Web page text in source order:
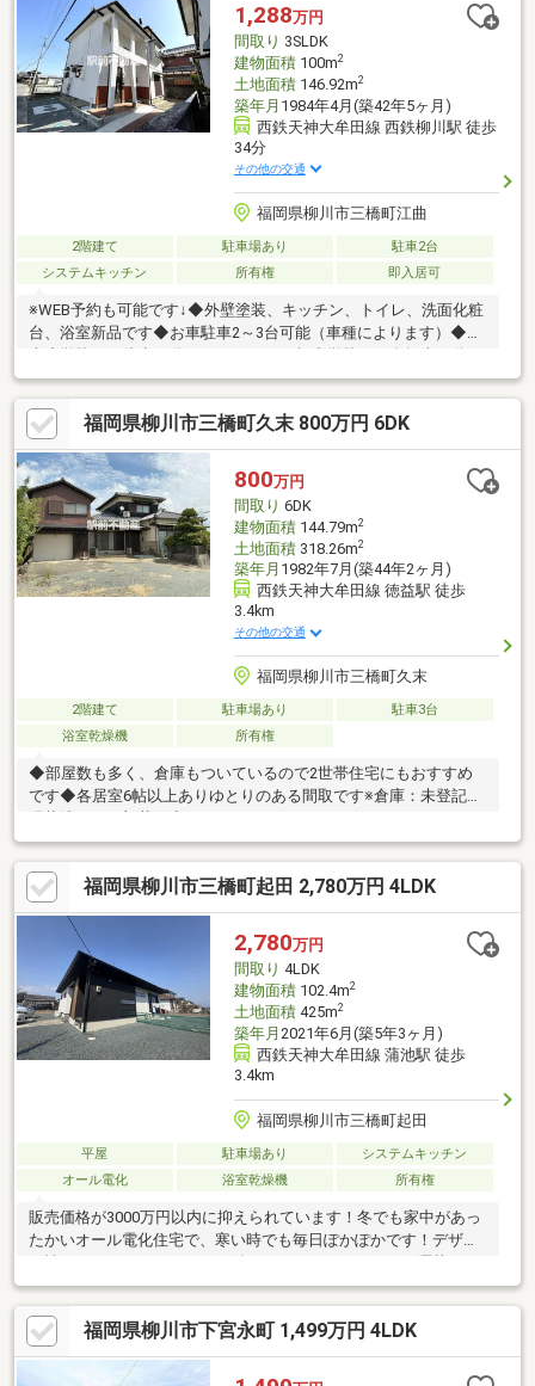
1,288万円
間取り 3SLDK
建物面積100m2
土地面積146.92m2
築年月 1984年4月(築42年5ヶ月)
西鉄天神大牟田線 西鉄柳川駅 徒歩
34分
その他の交通
福岡県柳川市三橋町江曲
2階建て 駐車場あり
駐車2台
システムキッチン
所有権 即入居可
※WEB予約も可能です↓◆外壁塗装、キッチン、トイレ、洗面化粧
台、浴室新品です◆お車駐車2～3台可能（車種によります）◆藤
吉小学校まで徒歩22分（1600ｍ）・三橋中学校まで自転車13分
（3400ｍ）◆スーパーまるまつまで車で2分で買い物便利◆リビ
ング広々18.8帖
福岡県柳川市三橋町久末 800万円 6DK
800万円
間取り 6DK
建物面積144.79m2
土地面積318.26m2
築年月 1982年7月(築44年2ヶ月)
西鉄天神大牟田線 徳益駅 徒歩
3.4km
その他の交通
福岡県柳川市三橋町久末
2階建て 駐車場あり
駐車3台
浴室乾燥機
所有権
◆部屋数も多く、倉庫もついているので2世帯住宅にもおすすめ
です◆各居室6帖以上ありゆとりのある間取です※倉庫：未登記、
福岡県柳川市三橋町起田 2,780万円 4LDK
2,780万円
間取り 4LDK
建物面積102.4m2
土地面積425m2
築年月 2021年6月(築5年3ヶ月)
西鉄天神大牟田線 蒲池駅 徒歩
3.4km
福岡県柳川市三橋町起田
平屋 駐車場あり
システムキッチン
オール電化
浴室乾燥機 所有権
販売価格が3000万円以内に抑えられています！冬でも家中があっ
たかいオール電化住宅で、寒い時でも毎日ぽかぽかです！デザイ
ン性のあるシステムキッチン付きなので、キッチンがお洒落なス
ペースになっています！お引っ越しの際は玄関ホールが綺麗な場
所を選ぶ方が良いです！子供がのびのび走り回れる4LDKの物件は
こちらです！クローゼットが3ヶ所あります！日中でなくても洗濯
物を干せるため日中は忙しいという人にもおすすめな、浴室乾燥
機付きの物件です(^_^)
福岡県柳川市下宮永町 1,499万円 4LDK